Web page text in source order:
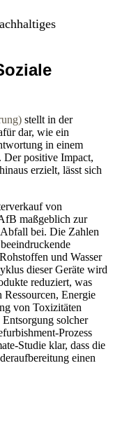
stellt in der
dar, wie ein
in einem
Der positive Impact,
erzielt, lässt sich
von
maßgeblich zur
bei. Die Zahlen
und Wasser
dieser Geräte wird
reduziert, was
Energie
von Toxizitäten
solcher
Prozess
Studie klar, dass die
einen